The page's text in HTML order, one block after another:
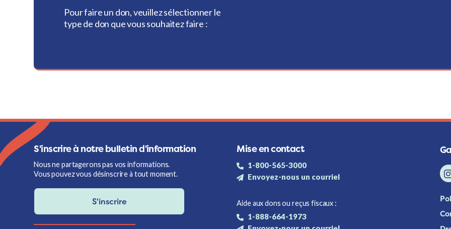
Pour faire un don, veuillez sélectionner le
type de don que vous souhaitez faire :
S'inscrire à notre bulletin d'information
Nous ne partagerons pas vos informations.
Vous pouvez vous désinscrire à tout moment.
S'inscrire
Mise en contact
1-800-565-3000
Envoyez-nous un courriel
Aide aux dons ou reçus fiscaux :
1-888-664-1973